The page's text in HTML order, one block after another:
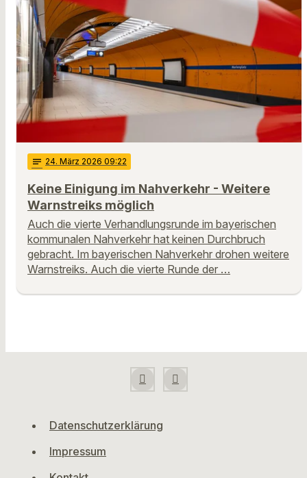
notes 24. März 2026 09:22
Keine Einigung im Nahverkehr - Weitere
Warnstreiks möglich
Auch die vierte Verhandlungsrunde im bayerischen
kommunalen Nahverkehr hat keinen Durchbruch
gebracht. Im bayerischen Nahverkehr drohen weitere
Warnstreiks. Auch die vierte Runde der …
Datenschutzerklärung
Impressum